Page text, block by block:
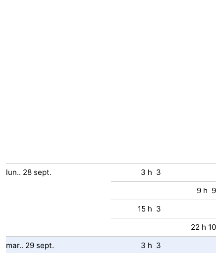
lun.. 28 sept.
3 h 3
9 h 9
15 h 3
22 h 10
mar.. 29 sept.
3 h 3